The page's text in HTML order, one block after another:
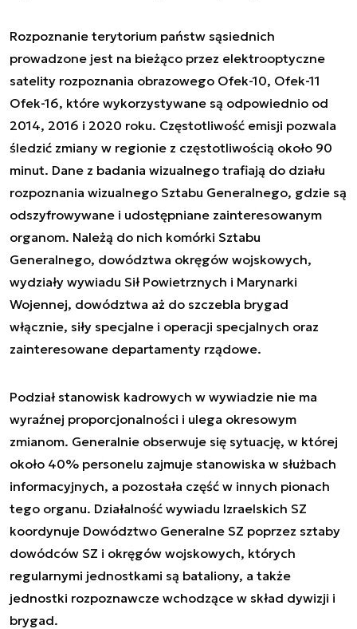
Rozpoznanie terytorium państw sąsiednich
prowadzone jest na bieżąco przez elektrooptyczne
satelity rozpoznania obrazowego Ofek-10, Ofek-11
Ofek-16, które wykorzystywane są odpowiednio od
2014, 2016 i 2020 roku. Częstotliwość emisji pozwala
śledzić zmiany w regionie z częstotliwością około 90
minut. Dane z badania wizualnego trafiają do działu
rozpoznania wizualnego Sztabu Generalnego, gdzie są
odszyfrowywane i udostępniane zainteresowanym
organom. Należą do nich komórki Sztabu
Generalnego, dowództwa okręgów wojskowych,
wydziały wywiadu Sił Powietrznych i Marynarki
Wojennej, dowództwa aż do szczebla brygad
włącznie, siły specjalne i operacji specjalnych oraz
zainteresowane departamenty rządowe.
Podział stanowisk kadrowych w wywiadzie nie ma
wyraźnej proporcjonalności i ulega okresowym
zmianom. Generalnie obserwuje się sytuację, w której
około 40% personelu zajmuje stanowiska w służbach
informacyjnych, a pozostała część w innych pionach
tego organu. Działalność wywiadu Izraelskich SZ
koordynuje Dowództwo Generalne SZ poprzez sztaby
dowódców SZ i okręgów wojskowych, których
regularnymi jednostkami są bataliony, a także
jednostki rozpoznawcze wchodzące w skład dywizji i
brygad.